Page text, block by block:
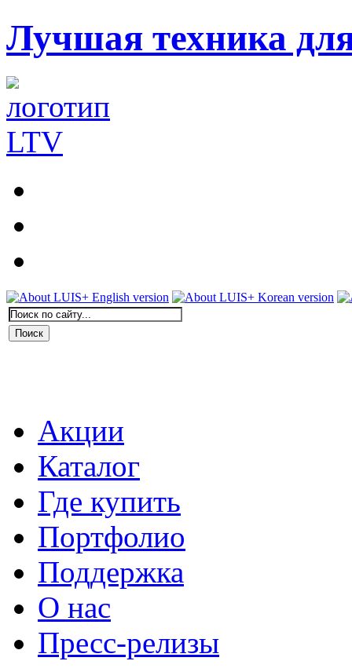
Лучшая техника
Акции
Каталог
Где купить
Портфолио
Поддержка
О нас
Пресс-релизы